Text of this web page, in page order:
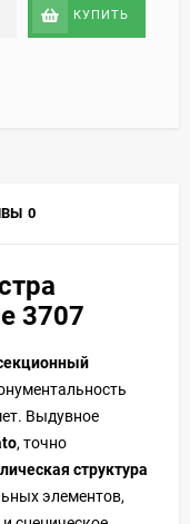
КУПИТЬ
0
3707
Выдувное
, точно
структура
элементов,